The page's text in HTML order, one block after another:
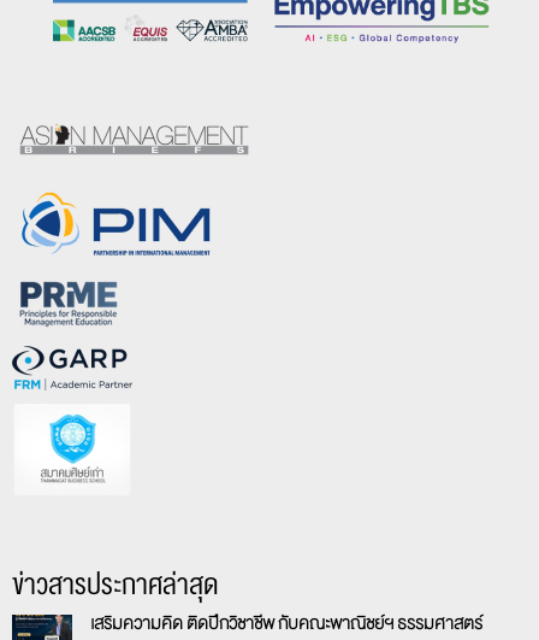
ข่าวสารประกาศล่าสุด
เสริมความคิด ติดปีกวิชาชีพ กับคณะพาณิชย์ฯ ธรรมศาสตร์